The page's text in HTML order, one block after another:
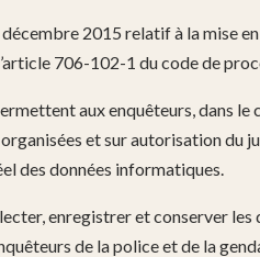
2015 relatif à la mise
706-102-1 du code de
aux enquêteurs, dans le
et sur autorisation du
des données informatiques.
enregistrer et conserver les
de la police et de la